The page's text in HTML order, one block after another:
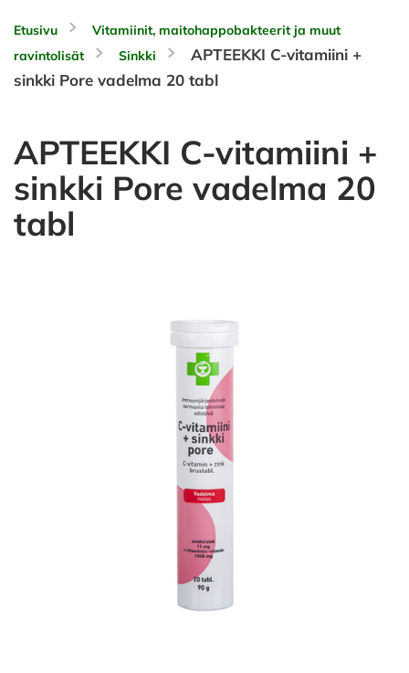
Etusivu
Vitamiinit, maitohappobakteerit ja muut
ravintolisät
Sinkki
APTEEKKI C-vitamiini +
sinkki Pore vadelma 20 tabl
APTEEKKI C-vitamiini +
sinkki Pore vadelma 20
tabl